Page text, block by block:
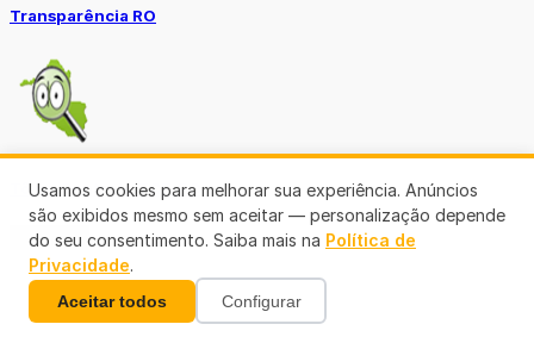
Transparência RO
Tô no Controle TCE-RO
Ver mais
Usamos cookies para melhorar sua experiência. Anúncios
são exibidos mesmo sem aceitar — personalização depende
do seu consentimento. Saiba mais na Política de
Privacidade.
Aceitar todos Configurar